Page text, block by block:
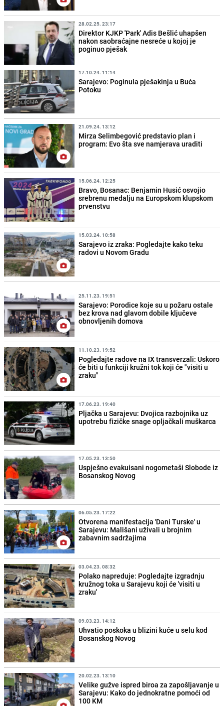
28.02.25. 23:17
Direktor KJKP 'Park' Adis Bešlić uhapšen
nakon saobraćajne nesreće u kojoj je
poginuo pješak
17.10.24. 11:14
Sarajevo: Poginula pješakinja u Buća
Potoku
21.09.24. 13:12
Mirza Selimbegović predstavio plan i
program: Evo šta sve namjerava uraditi
15.06.24. 12:25
Bravo, Bosanac: Benjamin Husić osvojio
srebrenu medalju na Europskom klupskom
prvenstvu
15.03.24. 10:58
Sarajevo iz zraka: Pogledajte kako teku
radovi u Novom Gradu
25.11.23. 19:51
Sarajevo: Porodice koje su u požaru ostale
bez krova nad glavom dobile ključeve
obnovljenih domova
11.10.23. 19:52
Pogledajte radove na IX transverzali: Uskoro
će biti u funkciji kružni tok koji će "visiti u
zraku"
17.06.23. 19:40
Pljačka u Sarajevu: Dvojica razbojnika uz
upotrebu fizičke snage opljačkali muškarca
17.05.23. 13:50
Uspješno evakuisani nogometaši Slobode iz
Bosanskog Novog
06.05.23. 17:22
Otvorena manifestacija 'Dani Turske' u
Sarajevu: Mališani uživali u brojnim
zabavnim sadržajima
03.04.23. 08:32
Polako napreduje: Pogledajte izgradnju
kružnog toka u Sarajevu koji će 'visiti u
zraku'
09.03.23. 14:12
Uhvatio poskoka u blizini kuće u selu kod
Bosanskog Novog
20.02.23. 13:10
Velike gužve ispred biroa za zapošljavanje u
Sarajevu: Kako do jednokratne pomoći od
100 KM